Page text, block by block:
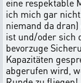
eine respektable
ich mich gar
niemand da
ist und/oder sich
bevorzuge
Kapazitäten
abgerufen wird,